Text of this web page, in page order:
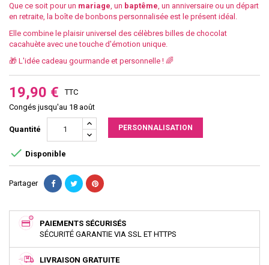
Que ce soit pour un mariage , un baptême , un anniversaire ou un départ
en retraite, la boîte de bonbons personnalisée est le présent idéal.
Elle combine le plaisir universel des célèbres billes de chocolat
cacahuète avec une touche d'émotion unique.
🎁 L'idée cadeau gourmande et personnelle ! 🌈
19,90 €
TTC
Congés jusqu'au 18 août
Quantité PERSONNALISATION
 Disponible
Partager
PAIEMENTS SÉCURISÉS
SÉCURITÉ GARANTIE VIA SSL ET HTTPS
LIVRAISON GRATUITE